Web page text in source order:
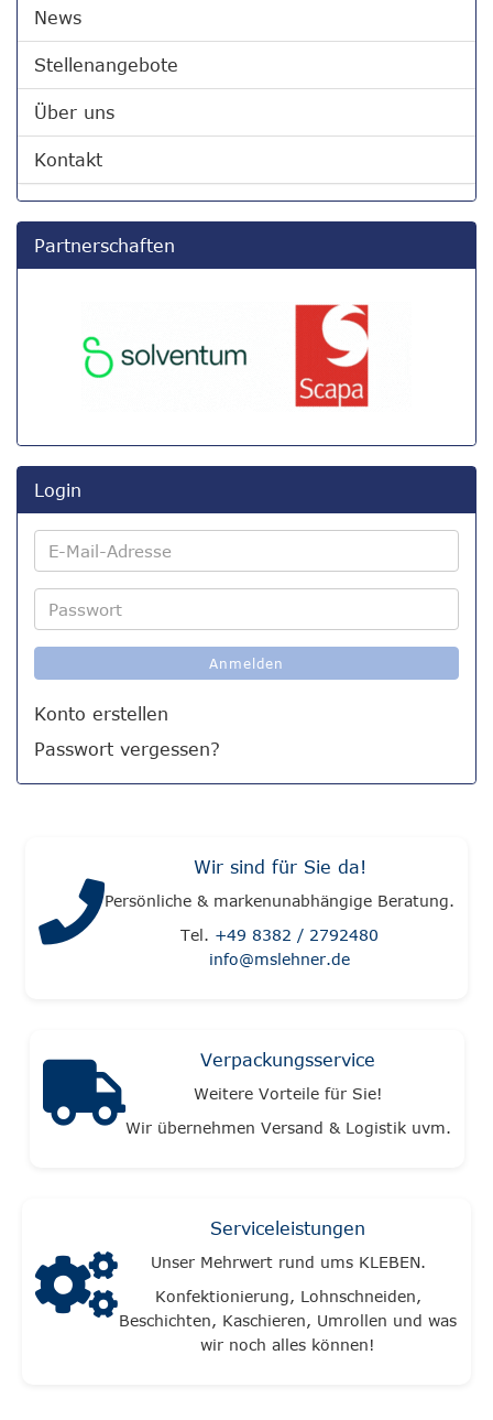
News
Stellenangebote
Über uns
Kontakt
Partnerschaften
Login
E-
Mail-
Passwort
Anmelden
Konto erstellen
Passwort vergessen?
Wir sind für Sie da!
Persönliche & markenunabhängige Beratung.
Tel. +49 8382 / 2792480
info@mslehner.de
Verpackungsservice
Weitere Vorteile für Sie!
Wir übernehmen Versand & Logistik uvm.
Serviceleistungen
Unser Mehrwert rund ums KLEBEN.
Konfektionierung, Lohnschneiden,
Beschichten, Kaschieren, Umrollen und was
wir noch alles können!